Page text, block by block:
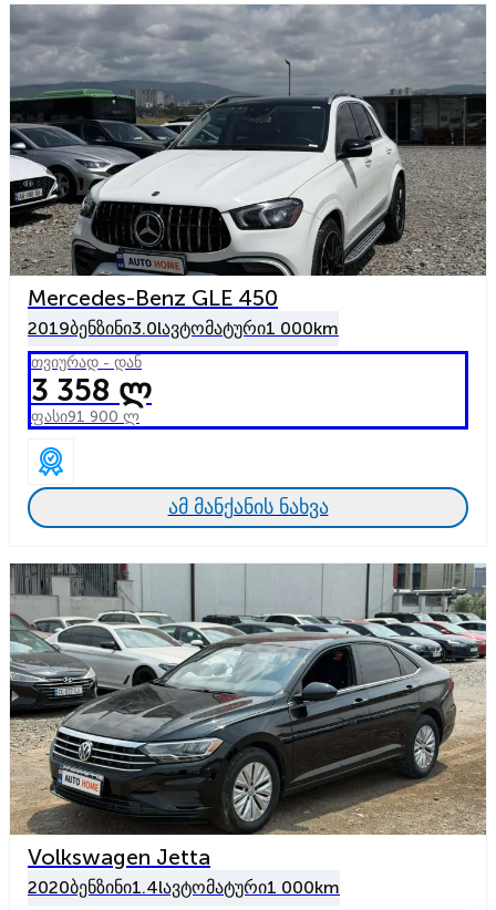
Mercedes-Benz GLE 450
2019ბენზინი3.0lავტომატური1 000km
თვიურად - დან
3 358 ლ
ფასი91 900 ლ
ამ მანქანის ნახვა
Volkswagen Jetta
2020ბენზინი1.4lავტომატური1 000km